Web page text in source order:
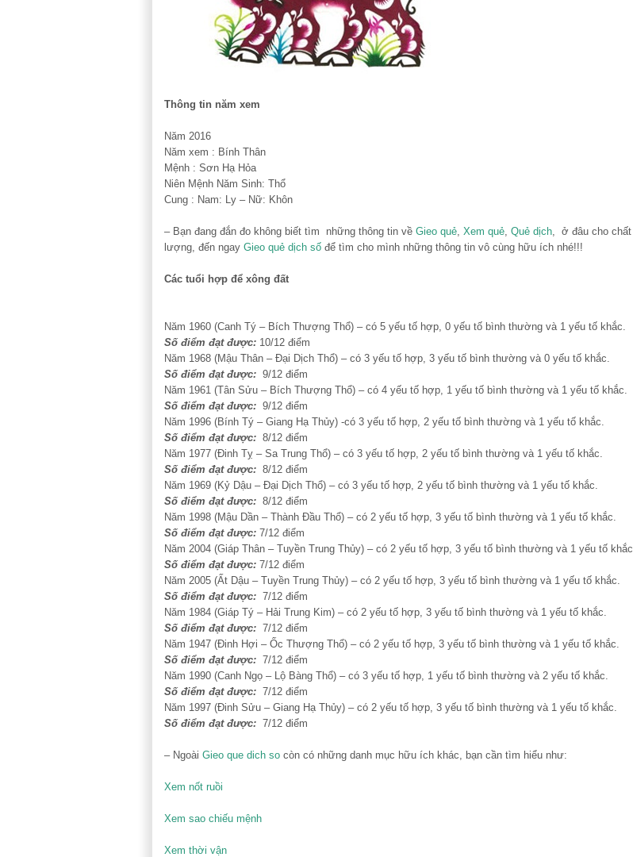
Thông tin năm xem
Năm 2016
Năm xem : Bính Thân
Mệnh : Sơn Hạ Hỏa
Niên Mệnh Năm Sinh: Thổ
Cung : Nam: Ly – Nữ: Khôn
– Bạn đang đắn đo không biết tìm những thông tin về Gieo quẻ Xem quẻ Quẻ dịch , ở đâu cho chất
lượng, đến ngay Gieo quẻ dịch số để tìm cho mình những thông tin vô cùng hữu ích nhé!!!
Các tuổi hợp để xông đất
Năm 1960 (Canh Tý – Bích Thượng Thổ) – có 5 yếu tố hợp, 0 yếu tố bình thường và 1 yếu tố khắc.
Số điểm đạt được: 10/12 điểm
Năm 1968 (Mậu Thân – Đại Dịch Thổ) – có 3 yếu tố hợp, 3 yếu tố bình thường và 0 yếu tố khắc.
Số điểm đạt được: 9/12 điểm
Năm 1961 (Tân Sửu – Bích Thượng Thổ) – có 4 yếu tố hợp, 1 yếu tố bình thường và 1 yếu tố khắc.
Số điểm đạt được: 9/12 điểm
Năm 1996 (Bính Tý – Giang Hạ Thủy) -có 3 yếu tố hợp, 2 yếu tố bình thường và 1 yếu tố khắc.
Số điểm đạt được: 8/12 điểm
Năm 1977 (Đinh Tỵ – Sa Trung Thổ) – có 3 yếu tố hợp, 2 yếu tố bình thường và 1 yếu tố khắc.
Số điểm đạt được: 8/12 điểm
Năm 1969 (Kỷ Dậu – Đại Dịch Thổ) – có 3 yếu tố hợp, 2 yếu tố bình thường và 1 yếu tố khắc.
Số điểm đạt được: 8/12 điểm
Năm 1998 (Mậu Dần – Thành Đầu Thổ) – có 2 yếu tố hợp, 3 yếu tố bình thường và 1 yếu tố khắc.
Số điểm đạt được: 7/12 điểm
Năm 2004 (Giáp Thân – Tuyền Trung Thủy) – có 2 yếu tố hợp, 3 yếu tố bình thường và 1 yếu tố khắc.
Số điểm đạt được: 7/12 điểm
Năm 2005 (Ất Dậu – Tuyền Trung Thủy) – có 2 yếu tố hợp, 3 yếu tố bình thường và 1 yếu tố khắc.
Số điểm đạt được: 7/12 điểm
Năm 1984 (Giáp Tý – Hải Trung Kim) – có 2 yếu tố hợp, 3 yếu tố bình thường và 1 yếu tố khắc.
Số điểm đạt được: 7/12 điểm
Năm 1947 (Đinh Hợi – Ốc Thượng Thổ) – có 2 yếu tố hợp, 3 yếu tố bình thường và 1 yếu tố khắc.
Số điểm đạt được: 7/12 điểm
Năm 1990 (Canh Ngọ – Lộ Bàng Thổ) – có 3 yếu tố hợp, 1 yếu tố bình thường và 2 yếu tố khắc.
Số điểm đạt được: 7/12 điểm
Năm 1997 (Đinh Sửu – Giang Hạ Thủy) – có 2 yếu tố hợp, 3 yếu tố bình thường và 1 yếu tố khắc.
Số điểm đạt được: 7/12 điểm
– Ngoài Gieo que dich so còn có những danh mục hữu ích khác, bạn cần tìm hiểu như:
Xem nốt ruồi
Xem sao chiếu mệnh
Xem thời vận